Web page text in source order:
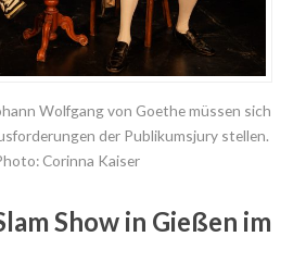
Wolfgang von Goethe müssen sich
der Publikumsjury stellen.
Corinna Kaiser
Show in Gießen im